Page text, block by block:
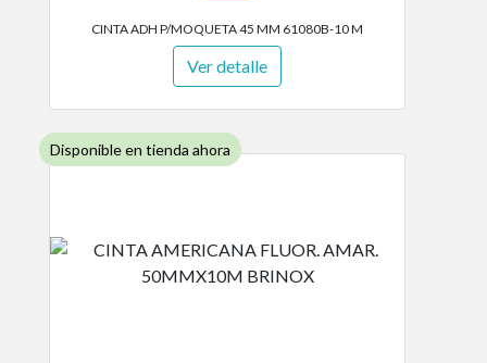
CINTA ADH P/MOQUETA 45 MM 61080B-10 M
Ver detalle
Disponible en tienda ahora